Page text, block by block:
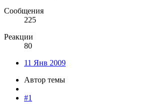
Сообщения
225
Реакции
80
11 Янв 2009
Автор темы
#1